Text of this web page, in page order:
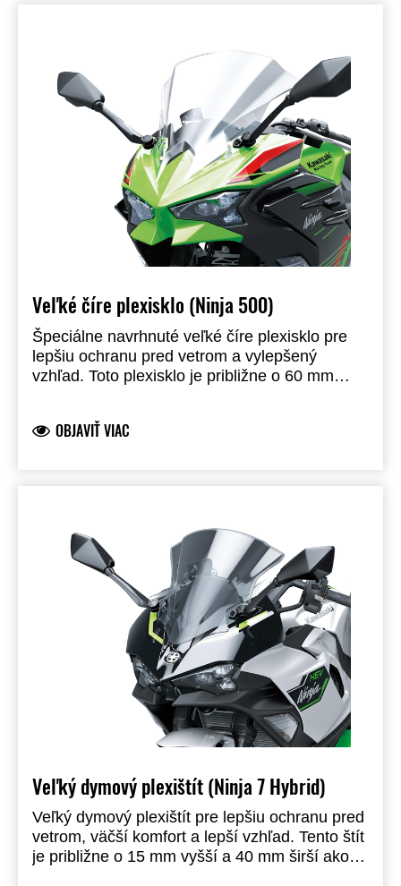
Veľké číre plexisklo (Ninja 500)
Špeciálne navrhnuté veľké číre plexisklo pre
lepšiu ochranu pred vetrom a vylepšený
vzhľad. Toto plexisklo je približne o 60 mm
OBJAVIŤ VIAC
Veľký dymový plexištít (Ninja 7 Hybrid)
Veľký dymový plexištít pre lepšiu ochranu pred
vetrom, väčší komfort a lepší vzhľad. Tento štít
je približne o 15 mm vyšší a 40 mm širší ako